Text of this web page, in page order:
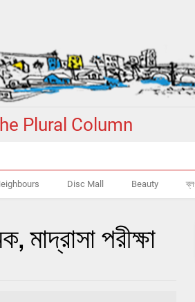
Plural Column
Disc Mall Beauty
মাদ্রাসা পরীক্ষা